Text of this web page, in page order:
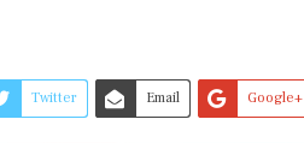
Twitter Email Google+